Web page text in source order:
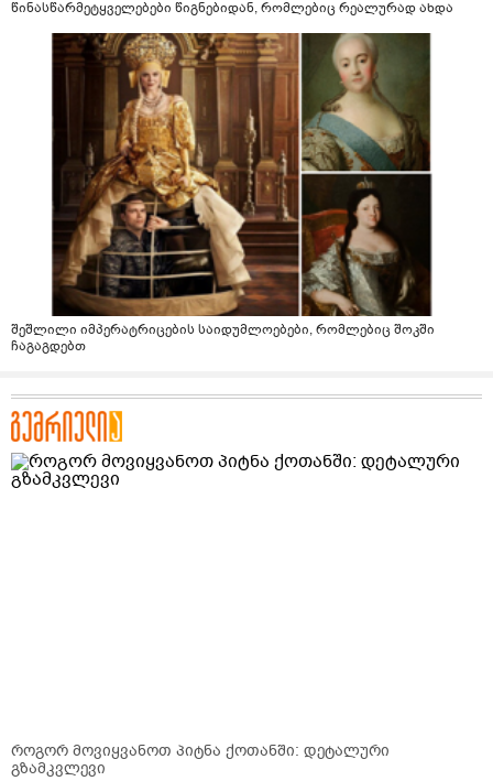
წინასწარმეტყველებები წიგნებიდან, რომლებიც რეალურად ახდა
შეშლილი იმპერატრიცების საიდუმლოებები, რომლებიც შოკში
ჩაგაგდებთ
როგორ მოვიყვანოთ პიტნა ქოთანში: დეტალური
გზამკვლევი